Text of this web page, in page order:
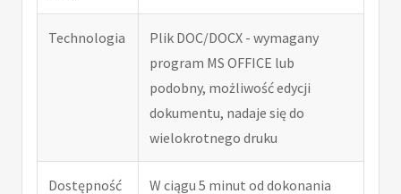
Technologia
Plik DOC/DOCX - wymagany
program MS OFFICE lub
podobny, możliwość edycji
dokumentu, nadaje się do
wielokrotnego druku
Dostępność W ciągu 5 minut od dokonania